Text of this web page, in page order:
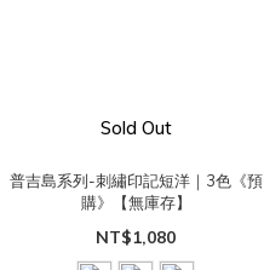
Sold Out
普吉島系列-刺繡印記短洋｜3色《預
購》【無庫存】
NT$1,080